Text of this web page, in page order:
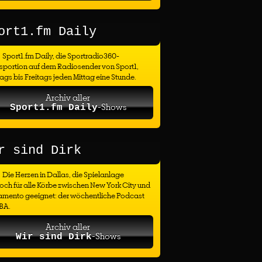
Daily
Sport1.fm Daily, die Sportradio360-
auf dem Radiosender von Sport1,
bis Freitags jeden Mittag eine Stunde.
Archiv aller
Sport1.fm Daily-Shows
sind Dirk
Die Herzen in Dallas, die Spielanlage
für alle Körbe zwischen New York City und
geeignet: der wöchentliche Podcast
Archiv aller
Wir sind Dirk-Shows